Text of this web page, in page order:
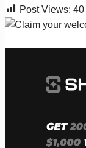
Post Views: 40